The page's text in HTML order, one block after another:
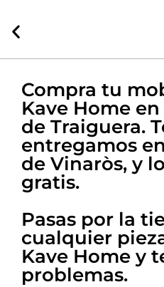
La mejor atención
decoración te ayuda en todo
Compra tu
Kave Home
de Traiguera.
entregamos
de Vinaròs, y
gratis.
Pasas por la
cualquier
Kave Home y
problemas.